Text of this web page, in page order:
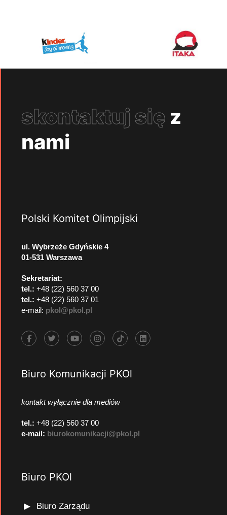
skontaktuj się z
nami
Polski Komitet Olimpijski
ul. Wybrzeże Gdyńskie 4
01-531 Warszawa
Sekretariat:
tel.: +48 (22) 560 37 00
tel.: +48 (22) 560 37 01
e-mail: pkol@pkol.pl
Biuro Komunikacji PKOl
kontakt wyłącznie dla mediów
tel.: +48 (22) 560 37 00
e-mail: biurokomunikacji@pkol.pl
Biuro PKOl
Biuro Zarządu